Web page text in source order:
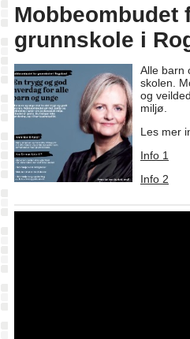
Mobbeombudet
grunnskole i
Alle barn
skolen.
og
miljø.
Les mer
Info 1
Info 2